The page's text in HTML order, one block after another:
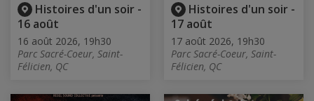
Histoires d'un soir -
16 août
16 août 2026, 19h30
Parc Sacré-Coeur, Saint-
Félicien, QC
Histoires d'un soir -
17 août
17 août 2026, 19h30
Parc Sacré-Coeur, Saint-
Félicien, QC